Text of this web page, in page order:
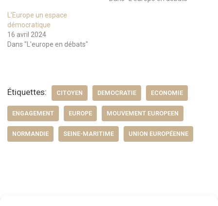
L’Europe un espace
démocratique
16 avril 2024
Dans "L'europe en débats"
Étiquettes: CITOYEN DEMOCRATIE ECONOMIE
ENGAGEMENT EUROPE MOUVEMENT EUROPEEN
NORMANDIE SEINE-MARITIME UNION EUROPÉENNE